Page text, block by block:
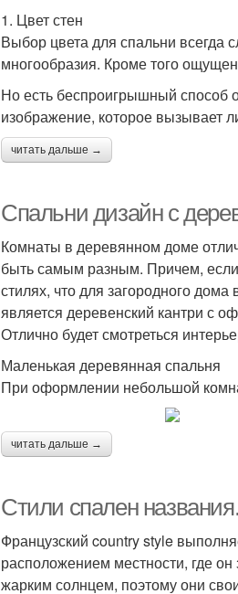
1. Цвет стен
Выбор цвета для спальни всегда
многообразия. Кроме того
Но есть беспроигрышный способ
изображение, которое вызывает
читать дальше →
Спальни дизайн с
Комнаты в деревянном доме
быть самым разным. Причем,
стилях, что для загородного
является деревенский кантри с
Отлично будет смотреться
Маленькая деревянная спальня
При оформлении небольшой
читать дальше →
Стили спален
Французский country style
расположением местности, где
жарким солнцем, поэтому они